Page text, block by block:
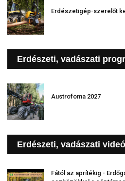
Erdészetigép-szerelőt
Erdészeti, vadászati
Austrofoma 2027
Erdészeti, vadászati
Fától az aprítékig -